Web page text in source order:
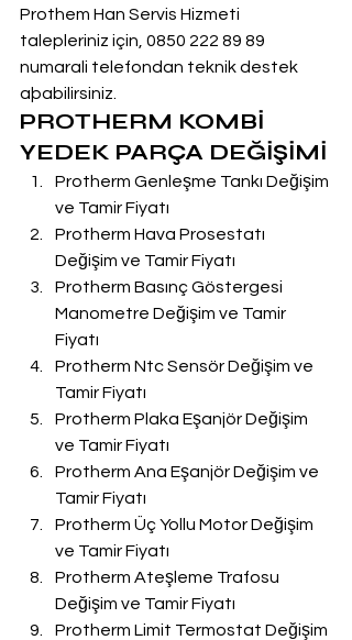
Prothem Han Servis Hizmeti
talepleriniz için, 0850 222 89 89
numarali telefondan teknik destek
aþabilirsiniz.
PROTHERM KOMBİ
YEDEK PARÇA DEĞİŞİMİ
Protherm Genleşme Tankı Değişim
ve Tamir Fiyatı
Protherm Hava Prosestatı
Değişim ve Tamir Fiyatı
Protherm Basınç Göstergesi
Manometre Değişim ve Tamir
Fiyatı
Protherm Ntc Sensör Değişim ve
Tamir Fiyatı
Protherm Plaka Eşanjör Değişim
ve Tamir Fiyatı
Protherm Ana Eşanjör Değişim ve
Tamir Fiyatı
Protherm Üç Yollu Motor Değişim
ve Tamir Fiyatı
Protherm Ateşleme Trafosu
Değişim ve Tamir Fiyatı
Protherm Limit Termostat Değişim